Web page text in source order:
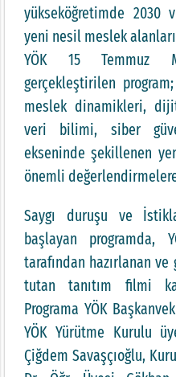
yükseköğretimde
yeni nesil meslek
YÖK 15 Temmuz
gerçekleştirilen
meslek dinamikleri,
veri bilimi, siber
ekseninde şekillenen
önemli
Saygı duruşu ve
başlayan
tarafından hazırlanan
tutan tanıtım filmi
Programa YÖK
YÖK Yürütme Kurulu
Çiğdem Savaşçıoğlu,